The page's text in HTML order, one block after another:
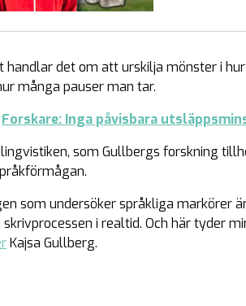
handlar det om att urskilja mönster i
många pauser man tar.
Forskare: Inga påvisbara
som Gullbergs forskning
som undersöker språkliga markörer
skrivprocessen i realtid. Och här tyder
Kajsa Gullberg.